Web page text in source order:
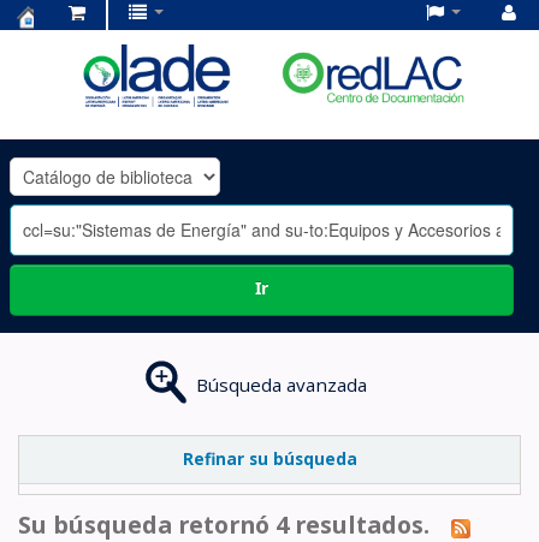
OLADE
-
Ir
Búsqueda avanzada
Refinar su búsqueda
Su búsqueda retornó 4 resultados.